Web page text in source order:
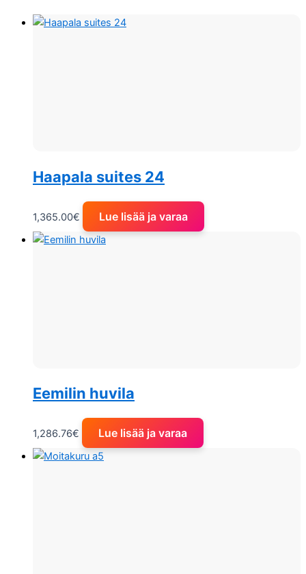
Haapala suites 24
1,365.00€ Lue lisää ja varaa
Eemilin huvila
1,286.76€ Lue lisää ja varaa